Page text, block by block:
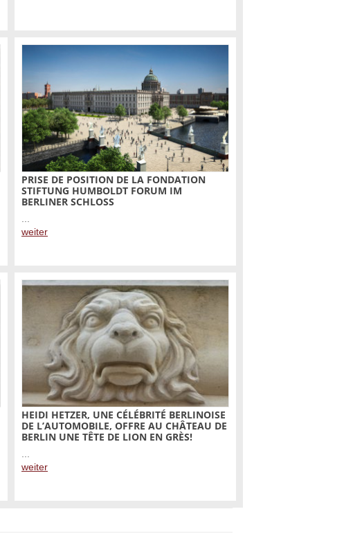
PRISE DE POSITION DE LA FONDATION
STIFTUNG HUMBOLDT FORUM IM
BERLINER SCHLOSS
...
weiter
HEIDI HETZER, UNE CÉLÉBRITÉ BERLINOISE
DE L’AUTOMOBILE, OFFRE AU CHÂTEAU DE
BERLIN UNE TÊTE DE LION EN GRÈS!
...
weiter